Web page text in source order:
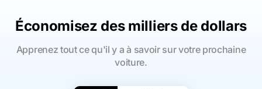
Économisez des milliers de dollars
Apprenez tout ce qu'il y a à savoir sur votre prochaine
voiture.